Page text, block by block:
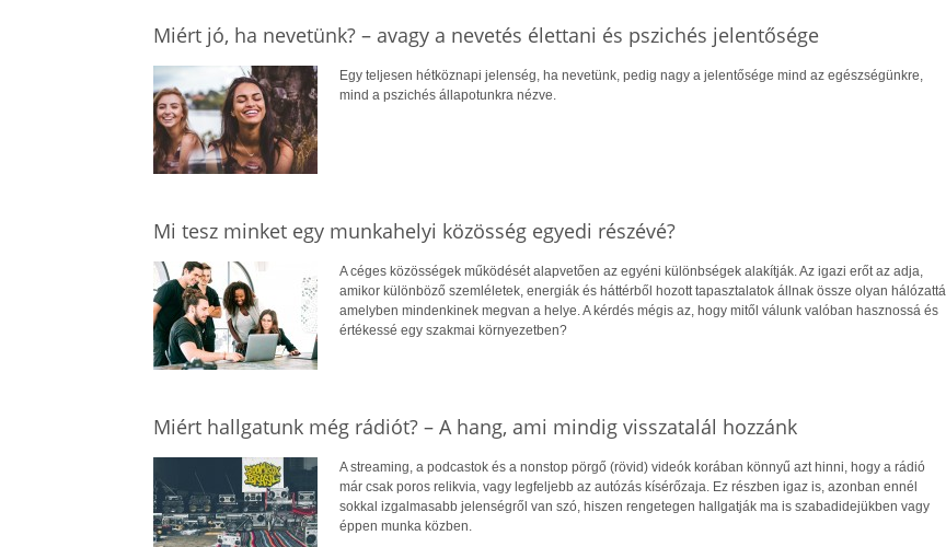
Miért jó, ha nevetünk? – avagy a nevetés élettani és pszichés jelentősége
Egy teljesen hétköznapi jelenség, ha nevetünk, pedig nagy a jelentősége mind az egészségünkre,
mind a pszichés állapotunkra nézve.
Mi tesz minket egy munkahelyi közösség egyedi részévé?
A céges közösségek működését alapvetően az egyéni különbségek alakítják. Az igazi erőt az adja,
amikor különböző szemléletek, energiák és háttérből hozott tapasztalatok állnak össze olyan hálózattá,
amelyben mindenkinek megvan a helye. A kérdés mégis az, hogy mitől válunk valóban hasznossá és
értékessé egy szakmai környezetben?
Miért hallgatunk még rádiót? – A hang, ami mindig visszatalál hozzánk
A streaming, a podcastok és a nonstop pörgő (rövid) videók korában könnyű azt hinni, hogy a rádió
már csak poros relikvia, vagy legfeljebb az autózás kísérőzaja. Ez részben igaz is, azonban ennél
sokkal izgalmasabb jelenségről van szó, hiszen rengetegen hallgatják ma is szabadidejükben vagy
éppen munka közben.